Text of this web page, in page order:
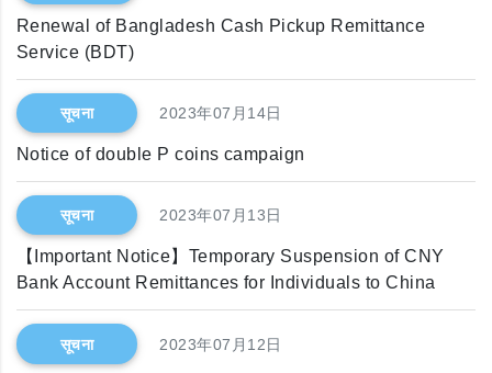
Renewal of Bangladesh Cash Pickup Remittance
Service (BDT)
सूचना 2023年07月14日
Notice of double P coins campaign
सूचना 2023年07月13日
【Important Notice】Temporary Suspension of CNY
Bank Account Remittances for Individuals to China
सूचना 2023年07月12日